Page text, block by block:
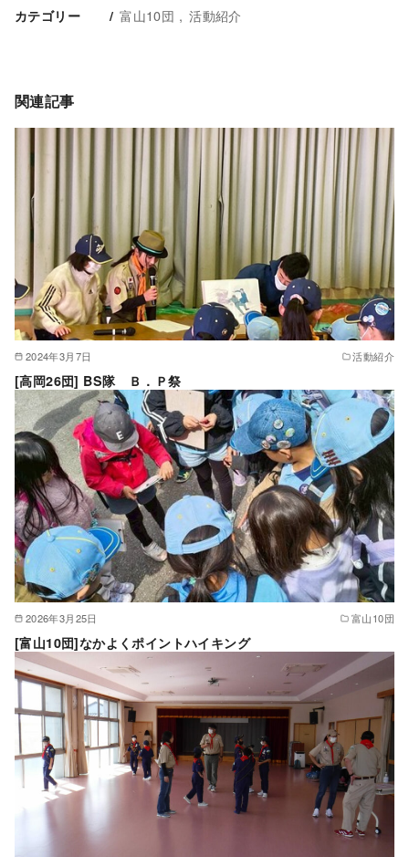
カテゴリー 富山10団 活動紹介
関連記事
2024年3月7日 活動紹介
[高岡26団] BS隊 Ｂ．Ｐ祭
2026年3月25日 富山10団
[富山10団]なかよくポイントハイキング